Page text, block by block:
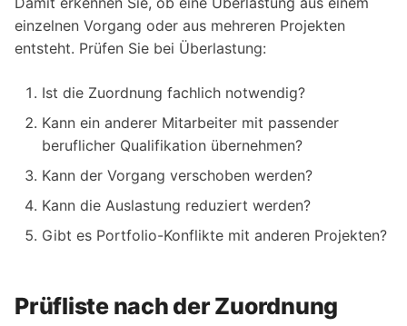
einzelnen Vorgang oder aus mehreren Projekten
entsteht. Prüfen Sie bei Überlastung:
Ist die Zuordnung fachlich notwendig?
Kann ein anderer Mitarbeiter mit passender
beruflicher Qualifikation übernehmen?
Kann der Vorgang verschoben werden?
Kann die Auslastung reduziert werden?
Gibt es Portfolio-Konflikte mit anderen Projekten?
Prüfliste nach der Zuordnung